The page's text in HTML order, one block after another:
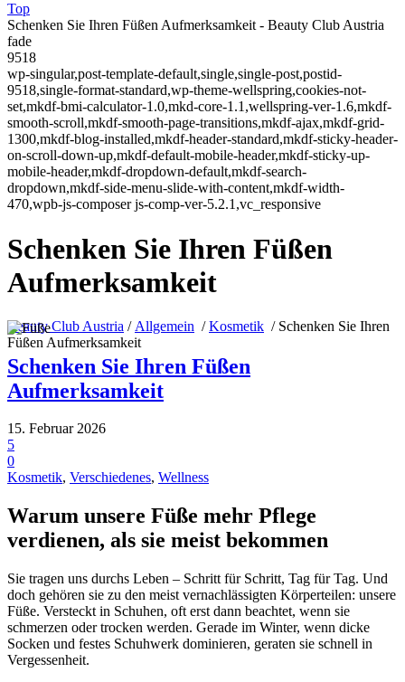
Top
Schenken Sie Ihren Füßen Aufmerksamkeit - Beauty Club Austria
fade
9518
wp-singular,post-template-default,single,single-post,postid-
9518,single-format-standard,wp-theme-wellspring,cookies-not-
set,mkdf-bmi-calculator-1.0,mkd-core-1.1,wellspring-ver-1.6,mkdf-
smooth-scroll,mkdf-smooth-page-transitions,mkdf-ajax,mkdf-grid-
1300,mkdf-blog-installed,mkdf-header-standard,mkdf-sticky-header-
on-scroll-down-up,mkdf-default-mobile-header,mkdf-sticky-up-
mobile-header,mkdf-dropdown-default,mkdf-search-
dropdown,mkdf-side-menu-slide-with-content,mkdf-width-
470,wpb-js-composer js-comp-ver-5.2.1,vc_responsive
Schenken Sie Ihren Füßen
Aufmerksamkeit
Beauty Club Austria / Allgemein /Kosmetik / Schenken Sie Ihren
Füßen Aufmerksamkeit
Schenken Sie Ihren Füßen
Aufmerksamkeit
15. Februar 2026
5
0
Kosmetik, Verschiedenes, Wellness
Warum unsere Füße mehr Pflege
verdienen, als sie meist bekommen
Sie tragen uns durchs Leben – Schritt für Schritt, Tag für Tag. Und
doch gehören sie zu den meist vernachlässigten Körperteilen: unsere
Füße. Versteckt in Schuhen, oft erst dann beachtet, wenn sie
schmerzen oder trocken werden. Gerade im Winter, wenn dicke
Socken und festes Schuhwerk dominieren, geraten sie schnell in
Vergessenheit.